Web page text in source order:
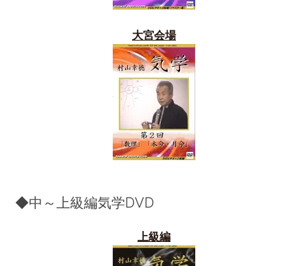
大宮会場
◆中～上級編気学DVD
上級編